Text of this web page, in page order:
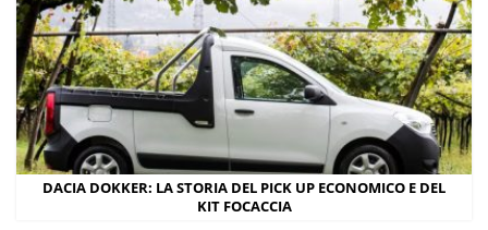
DACIA DOKKER: LA STORIA DEL PICK UP ECONOMICO E DEL
KIT FOCACCIA